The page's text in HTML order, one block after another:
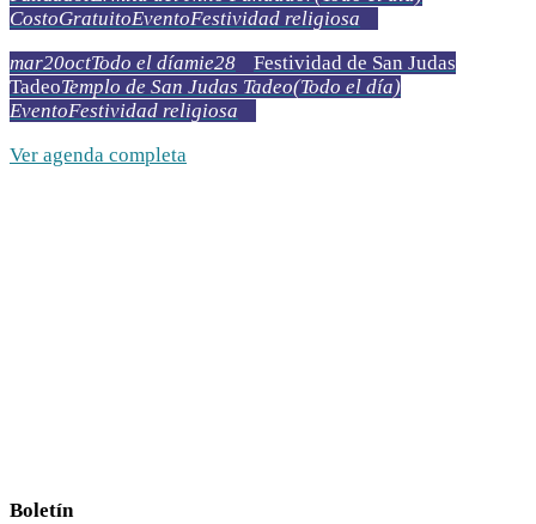
CostoGratuitoEventoFestividad religiosa
mar20octTodo el díamie28
Festividad de San Judas
TadeoTemplo de San Judas Tadeo(Todo el día)
EventoFestividad religiosa
Ver agenda completa
Boletín